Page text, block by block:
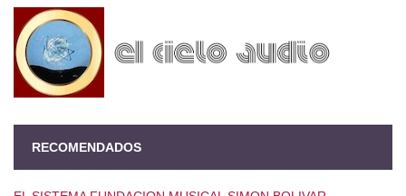
RECOMENDADOS